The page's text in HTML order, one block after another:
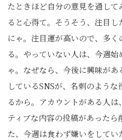
たときほど自分の意見を通し
ると心得て。そうそう、注目し
にゃ。注目運が高いので、多
る。やっていない人は、今週
ゃ。なぜなら、今後に興味が
しているSNSが、名刺のよう
るから。アカウントがある人
ティブな内容の投稿があった
た、今週は食わず嫌いをして